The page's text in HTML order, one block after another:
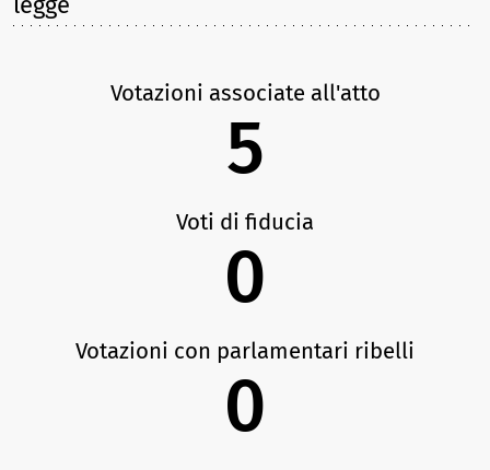
Votazioni associate all'atto
5
Voti di fiducia
0
Votazioni con parlamentari ribelli
0